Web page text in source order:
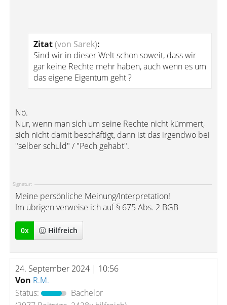
Zitat(von Sarek):
Sind wir in dieser Welt schon soweit, dass wir
gar keine Rechte mehr haben, auch wenn es um
das eigene Eigentum geht ?
Nö.
Nur, wenn man sich um seine Rechte nicht kümmert,
sich nicht damit beschäftigt, dann ist das irgendwo bei
"selber schuld" / "Pech gehabt".
Signatur:
Meine persönliche Meinung/Interpretation!
Im übrigen verweise ich auf § 675 Abs. 2 BGB
0x Hilfreich
24. September 2024 | 10:56
Von R.M.
Status:
Bachelor